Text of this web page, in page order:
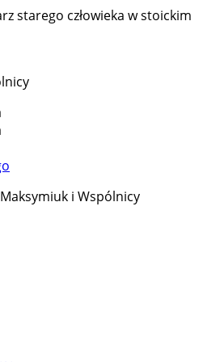
i Wspólnicy